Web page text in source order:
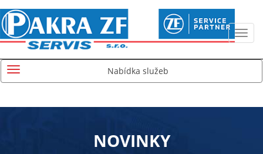
Nabídka služeb
NOVINKY